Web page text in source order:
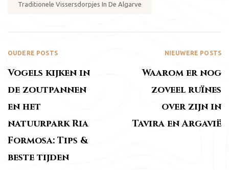
Traditionele Vissersdorpjes In De Algarve
OUDERE POSTS
Vogels kijken in
de zoutpannen
en het
natuurpark Ria
Formosa: Tips &
beste tijden
NIEUWERE POSTS
Waarom er nog
zoveel ruïnes
over zijn in
Tavira en Argavië